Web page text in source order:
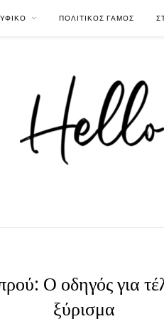
ΠΟΛΙΤΙΚΟΣ ΓΑΜΟΣ
Ο οδηγός για
ξύρισμα